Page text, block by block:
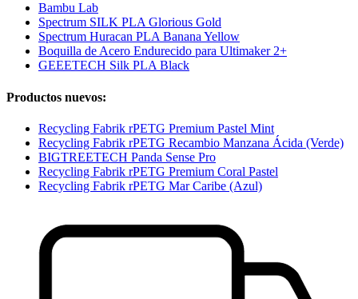
Bambu Lab
Spectrum SILK PLA Glorious Gold
Spectrum Huracan PLA Banana Yellow
Boquilla de Acero Endurecido para Ultimaker 2+
GEEETECH Silk PLA Black
Productos nuevos:
Recycling Fabrik rPETG Premium Pastel Mint
Recycling Fabrik rPETG Recambio Manzana Ácida (Verde)
BIGTREETECH Panda Sense Pro
Recycling Fabrik rPETG Premium Coral Pastel
Recycling Fabrik rPETG Mar Caribe (Azul)